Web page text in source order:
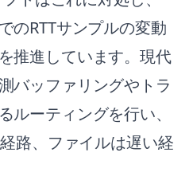
のRTTサンプルの変動
推進しています。現代
バッファリングやトラ
ルーティングを行い、
路、ファイルは遅い経